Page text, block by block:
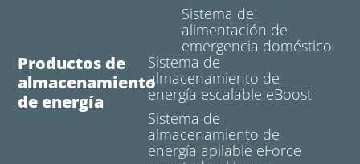
Sistema de
alimentación de
emergencia doméstico
Productos de
almacenamiento
de energía
Sistema de
almacenamiento de
energía escalable eBoost
Sistema de
almacenamiento de
energía apilable eForce